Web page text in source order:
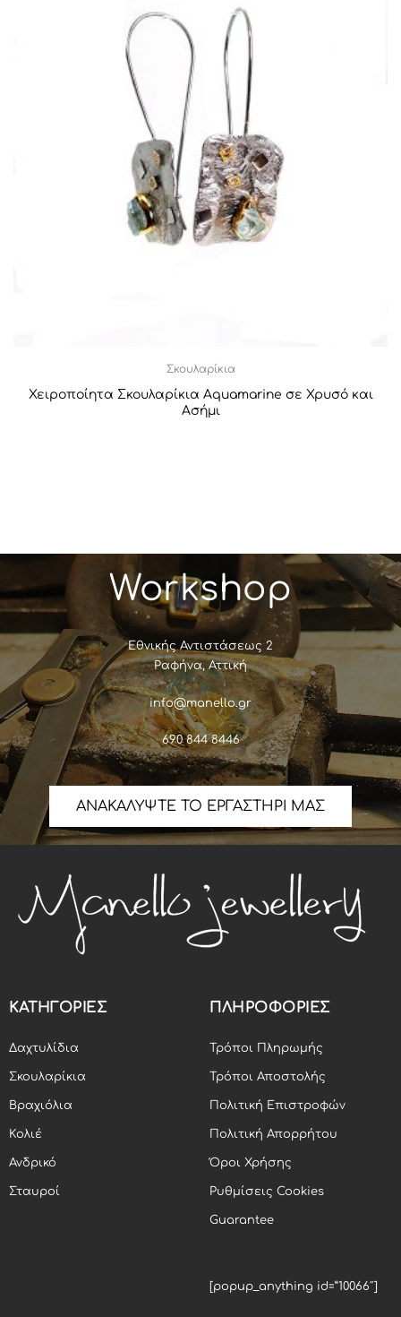
Σκουλαρίκια
Χειροποίητα Σκουλαρίκια Aquamarine σε Χρυσό και
Ασήμι
Workshop
Εθνικής Αντιστάσεως 2
Ραφήνα, Αττική
info@manello.gr
690 844 8446
ΑΝΑΚΑΛΥΨΤΕ ΤΟ ΕΡΓΑΣΤΗΡΙ ΜΑΣ
ΚΑΤΗΓΟΡΙΕΣ
Δαχτυλίδια
Σκουλαρίκια
Βραχιόλια
Κολιέ
Ανδρικό
Σταυροί
ΠΛΗΡΟΦΟΡΙΕΣ
Τρόποι Πληρωμής
Τρόποι Αποστολής
Πολιτική Επιστροφών
Πολιτική Απορρήτου
Όροι Χρήσης
Ρυθμίσεις Cookies
Guarantee
[popup_anything id=”10066″]